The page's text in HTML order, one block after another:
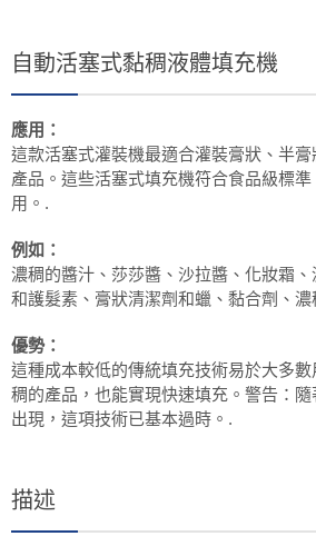
自動活塞式黏稠液體填充機
應用：
這款活塞式灌裝機最適合灌裝膏狀、半
產品。這些活塞式填充機符合食品級標
用。.
例如：
濃稠的醬汁、莎莎醬、沙拉醬、化妝霜
和護髮素、膏狀清潔劑和蠟、黏合劑、
優勢：
這種成本較低的傳統填充技術易於大多
稠的產品，也能實現快速填充。警告：
出現，這項技術已基本過時。.
描述